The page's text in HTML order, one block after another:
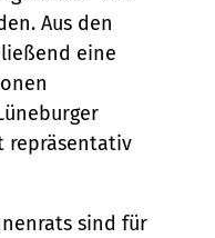
Aus den
eine
repräsentativ
sind für